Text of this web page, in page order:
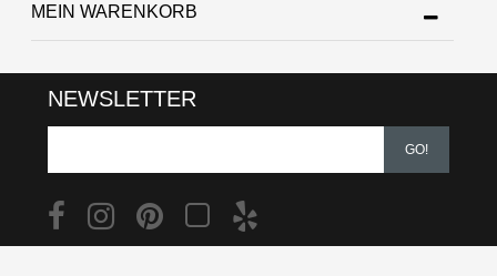
MEIN WARENKORB
NEWSLETTER
GO!